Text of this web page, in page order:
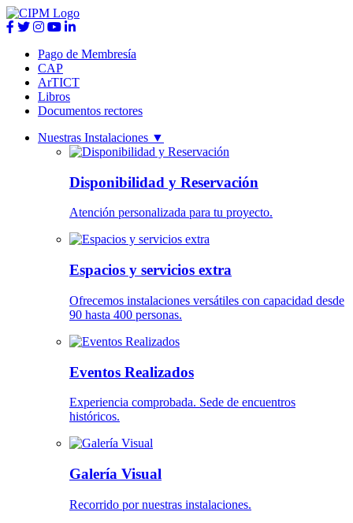
Pago de Membresía
CAP
ArTICT
Libros
Documentos rectores
Nuestras Instalaciones ▼
Disponibilidad y Reservación
Atención personalizada para tu proyecto.
Espacios y servicios extra
Ofrecemos instalaciones versátiles con capacidad desde
90 hasta 400 personas.
Eventos Realizados
Experiencia comprobada. Sede de encuentros
históricos.
Galería Visual
Recorrido por nuestras instalaciones.